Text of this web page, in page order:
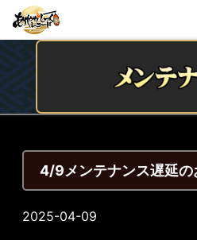
4/9メンテナンス遅延の
2025-04-09